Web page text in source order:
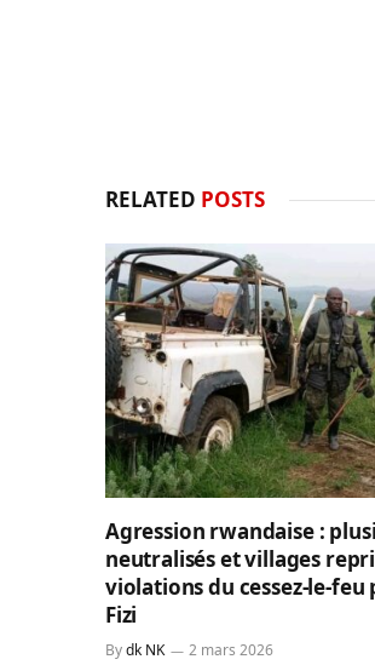
RELATED POSTS
Agression rwandaise :
neutralisés et villages
violations du cessez-le-feu
Fizi
Bydk NK 2 mars 2026